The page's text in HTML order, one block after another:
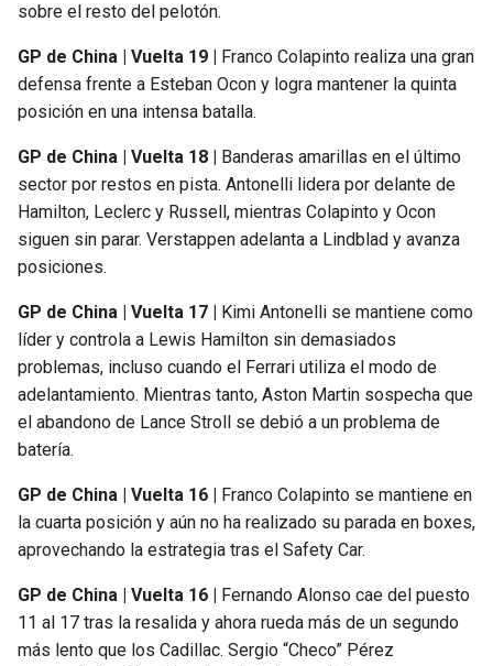
sobre el resto del pelotón.
GP de China | Vuelta 19 |
Franco Colapinto realiza una gran
defensa frente a Esteban Ocon y logra mantener la quinta
posición en una intensa batalla.
GP de China | Vuelta 18 |
Banderas amarillas en el último
sector por restos en pista. Antonelli lidera por delante de
Hamilton, Leclerc y Russell, mientras Colapinto y Ocon
siguen sin parar. Verstappen adelanta a Lindblad y avanza
posiciones.
GP de China | Vuelta 17 |
Kimi Antonelli se mantiene como
líder y controla a Lewis Hamilton sin demasiados
problemas, incluso cuando el Ferrari utiliza el modo de
adelantamiento. Mientras tanto, Aston Martin sospecha que
el abandono de Lance Stroll se debió a un problema de
batería.
GP de China | Vuelta 16 |
Franco Colapinto se mantiene en
la cuarta posición y aún no ha realizado su parada en boxes,
aprovechando la estrategia tras el Safety Car.
GP de China | Vuelta 16 |
Fernando Alonso cae del puesto
11 al 17 tras la resalida y ahora rueda más de un segundo
más lento que los Cadillac. Sergio “Checo” Pérez